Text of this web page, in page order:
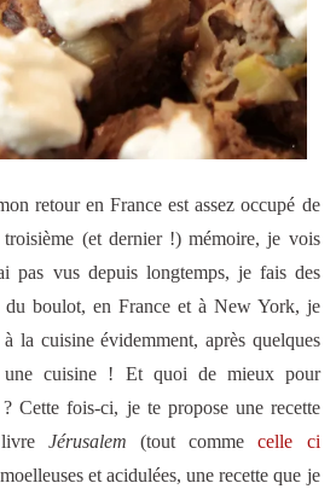
retour en France est assez occupé de
(et dernier !) mémoire, je vois
pas vus depuis longtemps, je fais des
du boulot, en France et à New York, je
la cuisine évidemment, après quelques
une cuisine ! Et quoi de mieux pour
? Cette fois-ci, je te propose une recette
livreJérusalem (tout commecelle ci
et acidulées, une recette que je